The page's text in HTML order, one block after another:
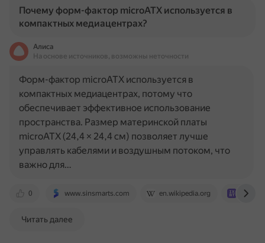
Почему форм-фактор microATX используется в
компактных медиацентрах?
Алиса
На основе источников, возможны неточности
0 www.sinsmarts.com en.wikipedia.org
Форм-фактор microATX используется в
компактных медиацентрах, потому что
обеспечивает эффективное использование
пространства. Размер материнской платы
microATX (24,4 × 24,4 см) позволяет лучше
управлять кабелями и воздушным потоком, что
важно для…
Читать далее